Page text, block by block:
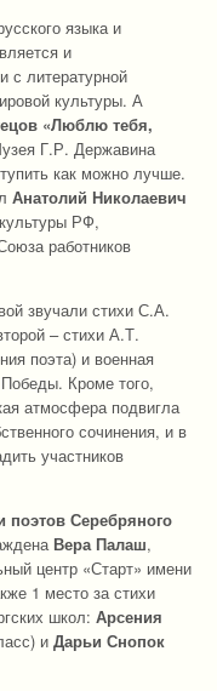
языка и
и
с литературной
культуры. А
«Люблю тебя,
Г.Р. Державина
как можно лучше.
Анатолий Николаевич
РФ,
работников
звучали стихи С.А.
– стихи А.Т.
поэта) и военная
Кроме того,
атмосфера подвигла
сочинения, и в
участников
поэтов Серебряного
Вера Палаш,
центр «Старт» имени
1 место за стихи
школ: Арсения
и Дарьи Снопок